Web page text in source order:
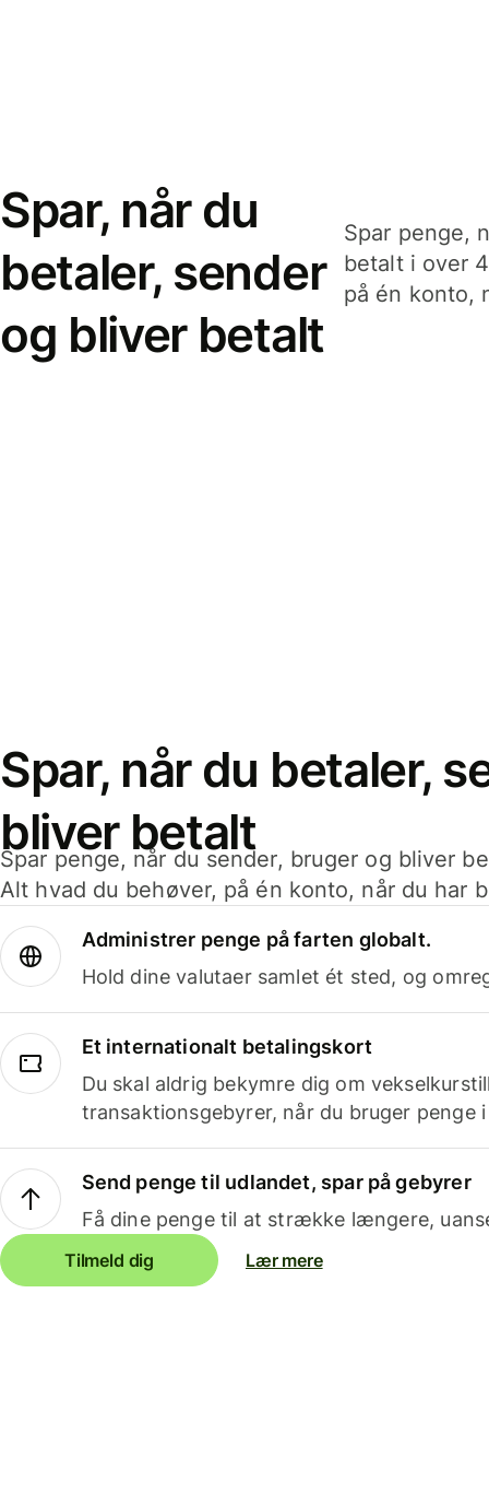
Spar, når du
betaler, sender
og bliver betalt
Spar penge,
betalt i over
på én konto,
Spar, når du betaler,
bliver betalt
Spar penge, når du sender, bruger og bliver
Alt hvad du behøver, på én konto, når du har
Administrer penge på farten globalt.
Hold dine valutaer samlet ét sted, og
Et internationalt betalingskort
Du skal aldrig bekymre dig om
transaktionsgebyrer, når du bruger penge
Send penge til udlandet, spar på gebyrer
Få dine penge til at strække længere,
Tilmeld dig Lær mere